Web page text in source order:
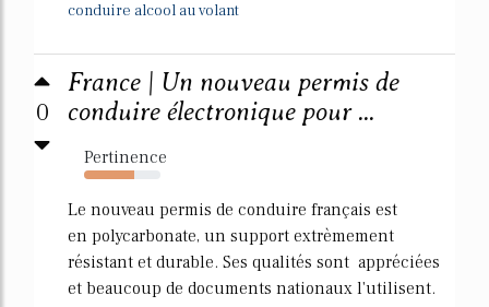
conduire alcool au volant
0
France | Un nouveau permis de
conduire électronique pour ...
Pertinence
66%
Le nouveau permis de conduire français est
en polycarbonate, un support extrèmement
résistant et durable. Ses qualités sont appréciées
et beaucoup de documents nationaux l'utilisent.